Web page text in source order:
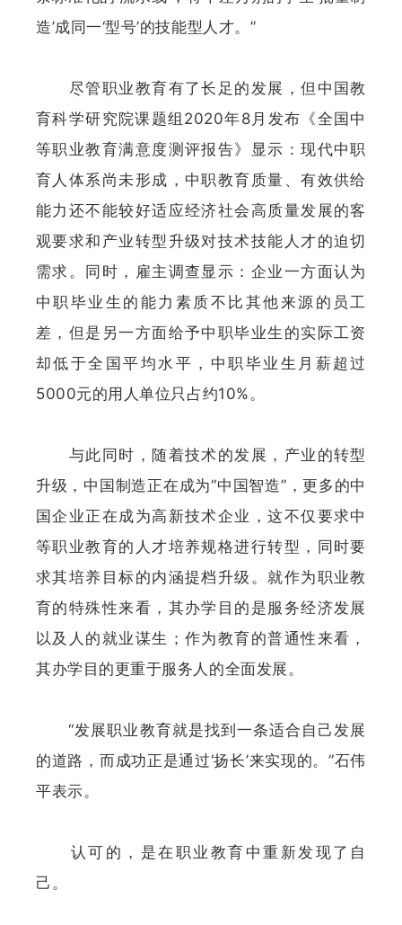
造’成同一‘型号’的技能型人才。”
尽管职业教育有了长足的发展，但中国教
育科学研究院课题组2020年8月发布《全国中
等职业教育满意度测评报告》显示：现代中职
育人体系尚未形成，中职教育质量、有效供给
能力还不能较好适应经济社会高质量发展的客
观要求和产业转型升级对技术技能人才的迫切
需求。同时，雇主调查显示：企业一方面认为
中职毕业生的能力素质不比其他来源的员工
差，但是另一方面给予中职毕业生的实际工资
却低于全国平均水平，中职毕业生月薪超过
5000元的用人单位只占约10%。
与此同时，随着技术的发展，产业的转型
升级，中国制造正在成为“中国智造”，更多的中
国企业正在成为高新技术企业，这不仅要求中
等职业教育的人才培养规格进行转型，同时要
求其培养目标的内涵提档升级。就作为职业教
育的特殊性来看，其办学目的是服务经济发展
以及人的就业谋生；作为教育的普通性来看，
其办学目的更重于服务人的全面发展。
“发展职业教育就是找到一条适合自己发展
的道路，而成功正是通过‘扬长’来实现的。”石伟
平表示。
认可的，是在职业教育中重新发现了自
己。